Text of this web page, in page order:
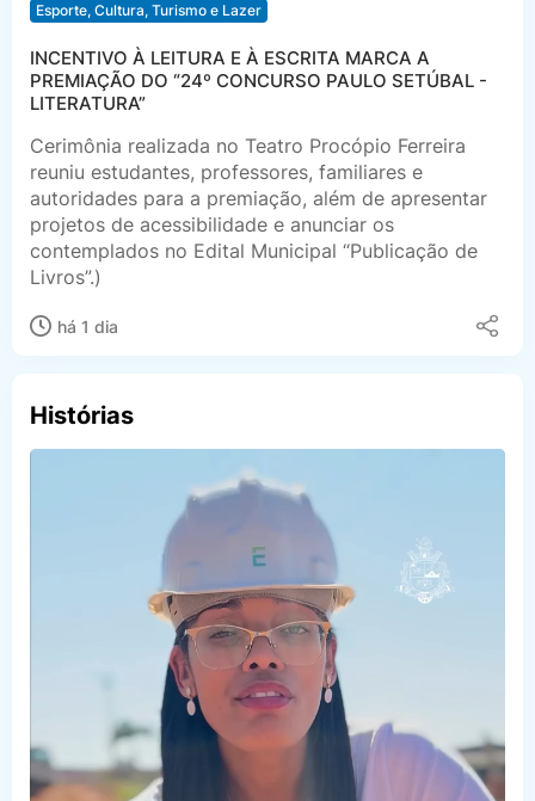
Esporte, Cultura, Turismo e Lazer
INCENTIVO À LEITURA E À ESCRITA MARCA A
PREMIAÇÃO DO “24º CONCURSO PAULO SETÚBAL -
LITERATURA”
Cerimônia realizada no Teatro Procópio Ferreira
reuniu estudantes, professores, familiares e
autoridades para a premiação, além de apresentar
projetos de acessibilidade e anunciar os
contemplados no Edital Municipal “Publicação de
Livros”.)
há 1 dia
Histórias